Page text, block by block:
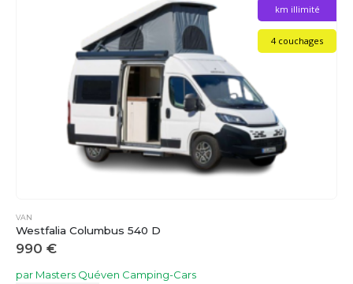
4 couchages
km illimité
VAN
Westfalia Columbus 540 D
990 €
par Masters Quéven Camping-Cars